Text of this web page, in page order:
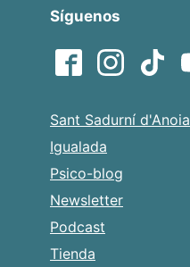
Síguenos
Sant Sadurní d'Anoia
Igualada
Psico-blog
Newsletter
Podcast
Tienda